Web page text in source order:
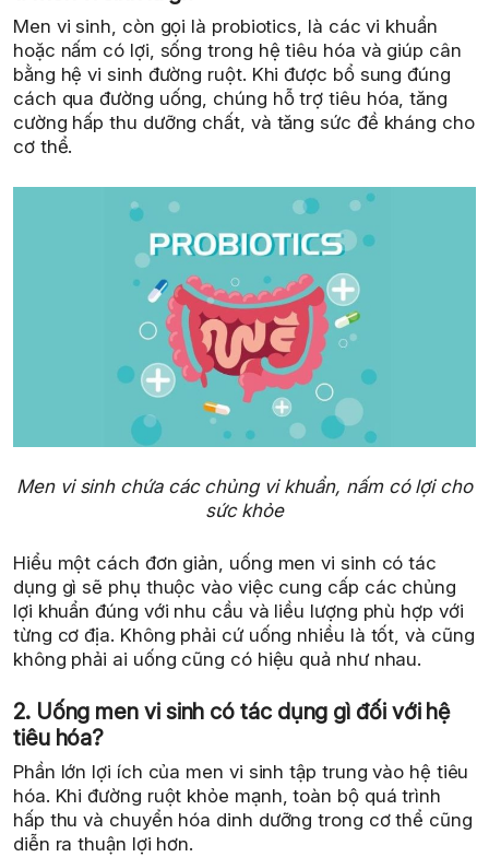
Men vi sinh, còn gọi là probiotics, là các vi khuẩn
hoặc nấm có lợi, sống trong hệ tiêu hóa và giúp cân
bằng hệ vi sinh đường ruột. Khi được bổ sung đúng
cách qua đường uống, chúng hỗ trợ tiêu hóa, tăng
cường hấp thu dưỡng chất, và tăng sức đề kháng cho
cơ thể.
Men vi sinh chứa các chủng vi khuẩn, nấm có lợi cho
sức khỏe
Hiểu một cách đơn giản, uống men vi sinh có tác
dụng gì sẽ phụ thuộc vào việc cung cấp các chủng
lợi khuẩn đúng với nhu cầu và liều lượng phù hợp với
từng cơ địa. Không phải cứ uống nhiều là tốt, và cũng
không phải ai uống cũng có hiệu quả như nhau.
2. Uống men vi sinh có tác dụng gì đối với hệ
tiêu hóa?
Phần lớn lợi ích của men vi sinh tập trung vào hệ tiêu
hóa. Khi đường ruột khỏe mạnh, toàn bộ quá trình
hấp thu và chuyển hóa dinh dưỡng trong cơ thể cũng
diễn ra thuận lợi hơn.